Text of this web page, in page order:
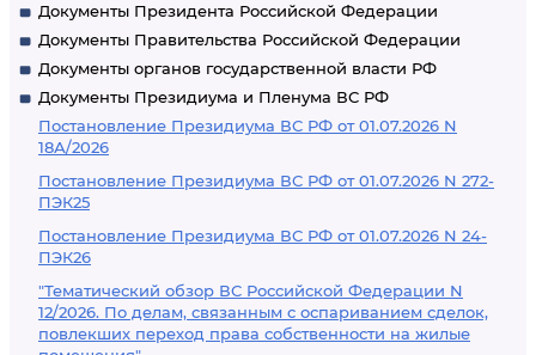
Документы Президента Российской Федерации
Документы Правительства Российской Федерации
Документы органов государственной власти РФ
Документы Президиума и Пленума ВС РФ
Постановление Президиума ВС РФ от 01.07.2026 N
18А/2026
Постановление Президиума ВС РФ от 01.07.2026 N 272-
ПЭК25
Постановление Президиума ВС РФ от 01.07.2026 N 24-
ПЭК26
"Тематический обзор ВС Российской Федерации N
12/2026. По делам, связанным с оспариванием сделок,
повлекших переход права собственности на жилые